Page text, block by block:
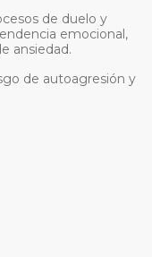
de duelo y
emocional,
ansiedad.
de autoagresión y